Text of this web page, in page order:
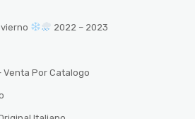
2022 – 2023
Venta Por Catalogo